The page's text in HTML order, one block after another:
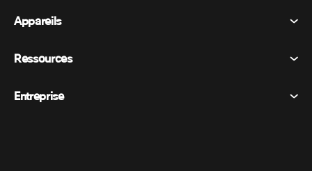
Messagerie
Événements
Conditions générales
Marques déposées
Appareils
Appareils de la salle
Ressources
Tarifs
Entreprise